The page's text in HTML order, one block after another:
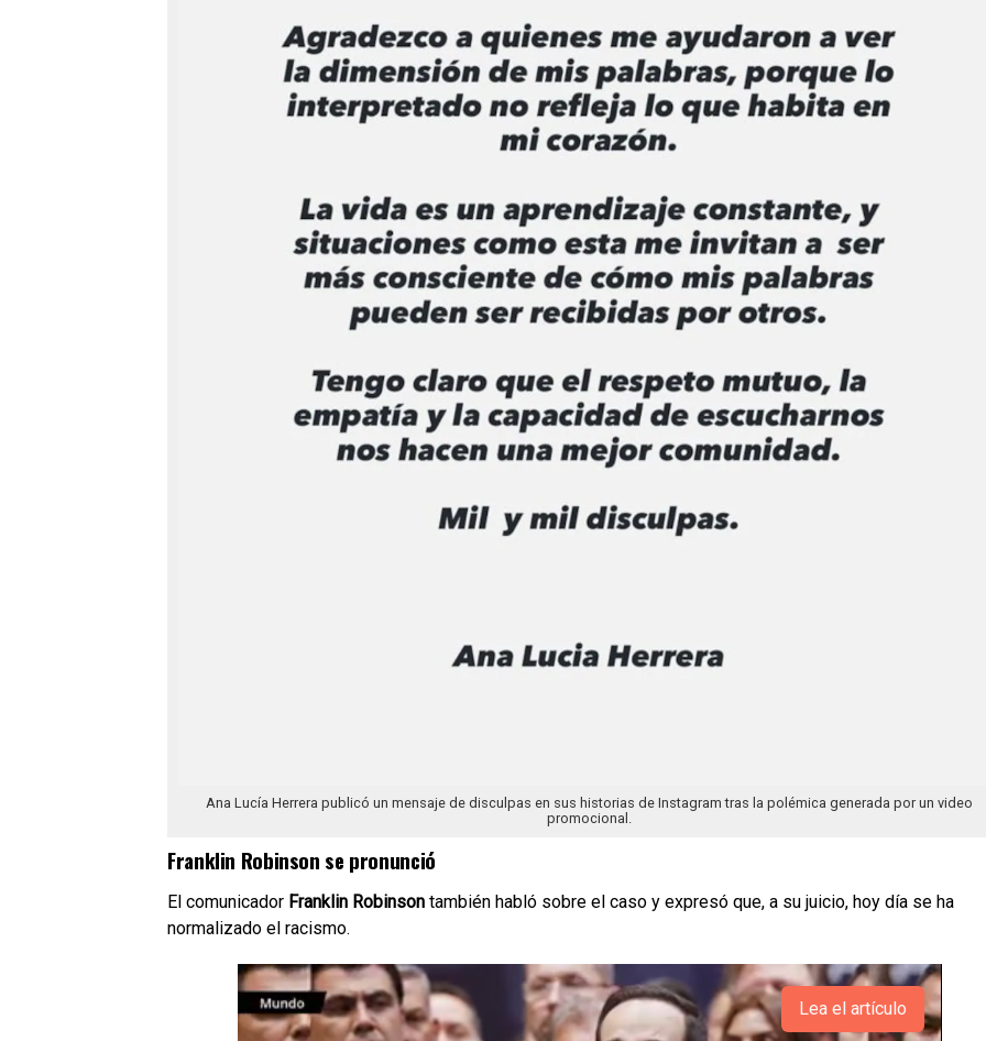
Ana Lucía Herrera publicó un mensaje de disculpas en sus historias de Instagram tras la polémica generada por un video
promocional.
Franklin Robinson se pronunció
El comunicador Franklin Robinson también habló sobre el caso y expresó que, a su juicio, hoy día se ha
normalizado el racismo.
Lea el artículo